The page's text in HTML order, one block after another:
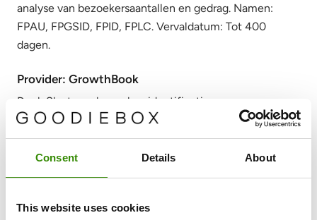
Consent Details About
This website uses cookies
analyse van bezoekersaantallen en gedrag. Namen:
FPAU, FPGSID, FPID, FPLC. Vervaldatum: Tot 400
dagen.
Provider: GrowthBook
Doel: Slaat een bezoekersidentificatie en
experimenttoewijzingen op zodat A/B-tests consistent
blijven over bezoeken, en bewaart checkout-attributie
voor experimentmeting. Namen: gbuuid,
gbStickyBuckets__id||#, gb_checkout_attribution (Local
Sessie.